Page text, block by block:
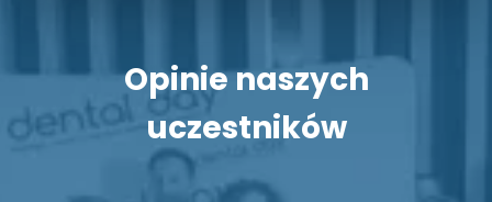
Opinie naszych
uczestników